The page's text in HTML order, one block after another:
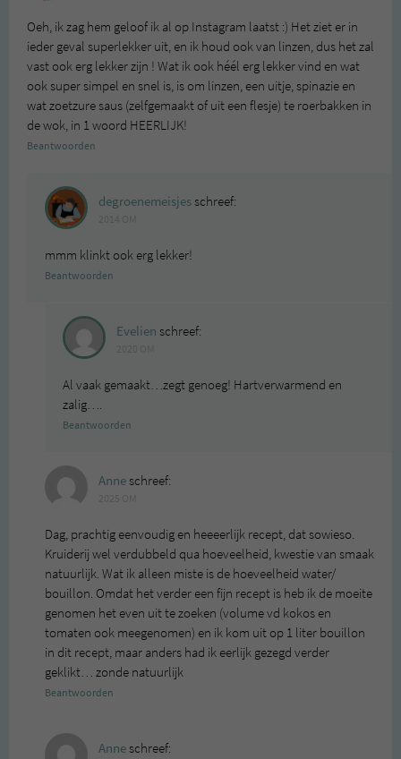
Oeh, ik zag hem geloof ik al op Instagram laatst :) Het ziet er in
ieder geval superlekker uit, en ik houd ook van linzen, dus het zal
vast ook erg lekker zijn ! Wat ik ook héél erg lekker vind en wat
ook super simpel en snel is, is om linzen, een uitje, spinazie en
wat zoetzure saus (zelfgemaakt of uit een flesje) te roerbakken in
de wok, in 1 woord HEERLIJK!
Beantwoorden
degroenemeisjesschreef:
mmm klinkt ook erg lekker!
Beantwoorden
Evelien schreef:
Al vaak gemaakt…zegt genoeg! Hartverwarmend en
zalig….
Beantwoorden
Anneschreef:
Dag, prachtig eenvoudig en heeeerlijk recept, dat sowieso.
Kruiderij wel verdubbeld qua hoeveelheid, kwestie van smaak
natuurlijk. Wat ik alleen miste is de hoeveelheid water/
bouillon. Omdat het verder een fijn recept is heb ik de moeite
genomen het even uit te zoeken (volume vd kokos en
tomaten ook meegenomen) en ik kom uit op 1 liter bouillon
in dit recept, maar anders had ik eerlijk gezegd verder
geklikt… zonde natuurlijk
Beantwoorden
Anneschreef: